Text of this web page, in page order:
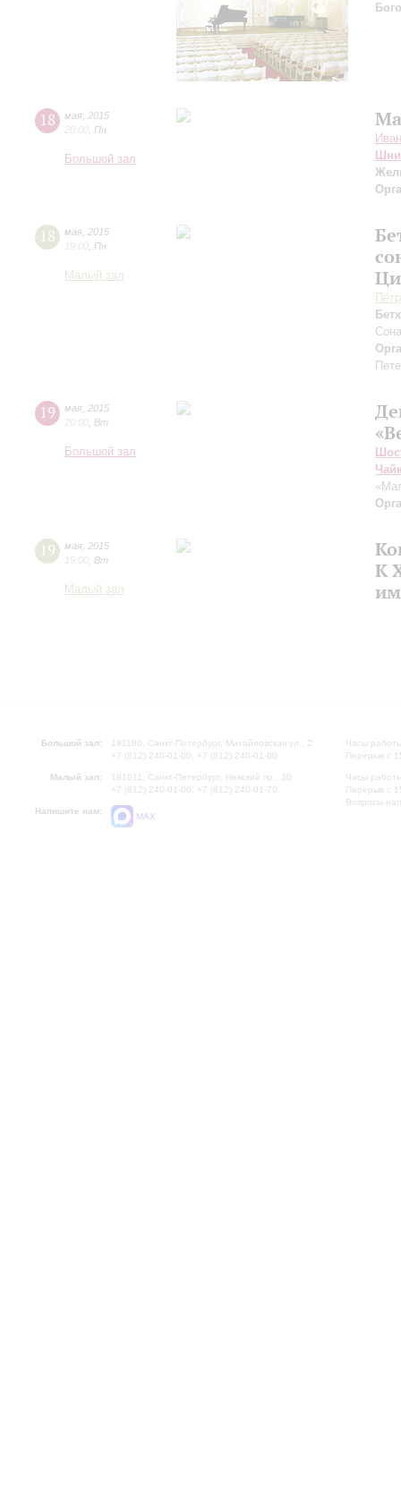
18 мая 2015
20:00 Пн
Большой зал
18 мая 2015
19:00 Пн
Малый зал
19 мая 2015
20:00 Вт
Большой зал
19 мая 2015
19:00 Вт
Малый зал
К
Большой зал:
191186, Санкт-Петербург, Михайловская ул., 2
+7 (812) 240-01-00, +7 (812) 240-01-80
Малый зал:
191011, Санкт-Петербург, Невский пр., 30
+7 (812) 240-01-00, +7 (812) 240-01-70
Напишите нам:
MAX
Часы
Перерыв с
Часы
Перерыв с
Вопросы